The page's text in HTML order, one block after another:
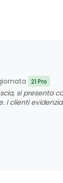
21 Pro
si presenta
I clienti
superano le